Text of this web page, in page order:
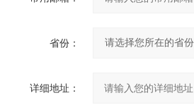
省份：
详细地址：